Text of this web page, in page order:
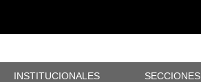
INSTITUCIONALES SECCIONES